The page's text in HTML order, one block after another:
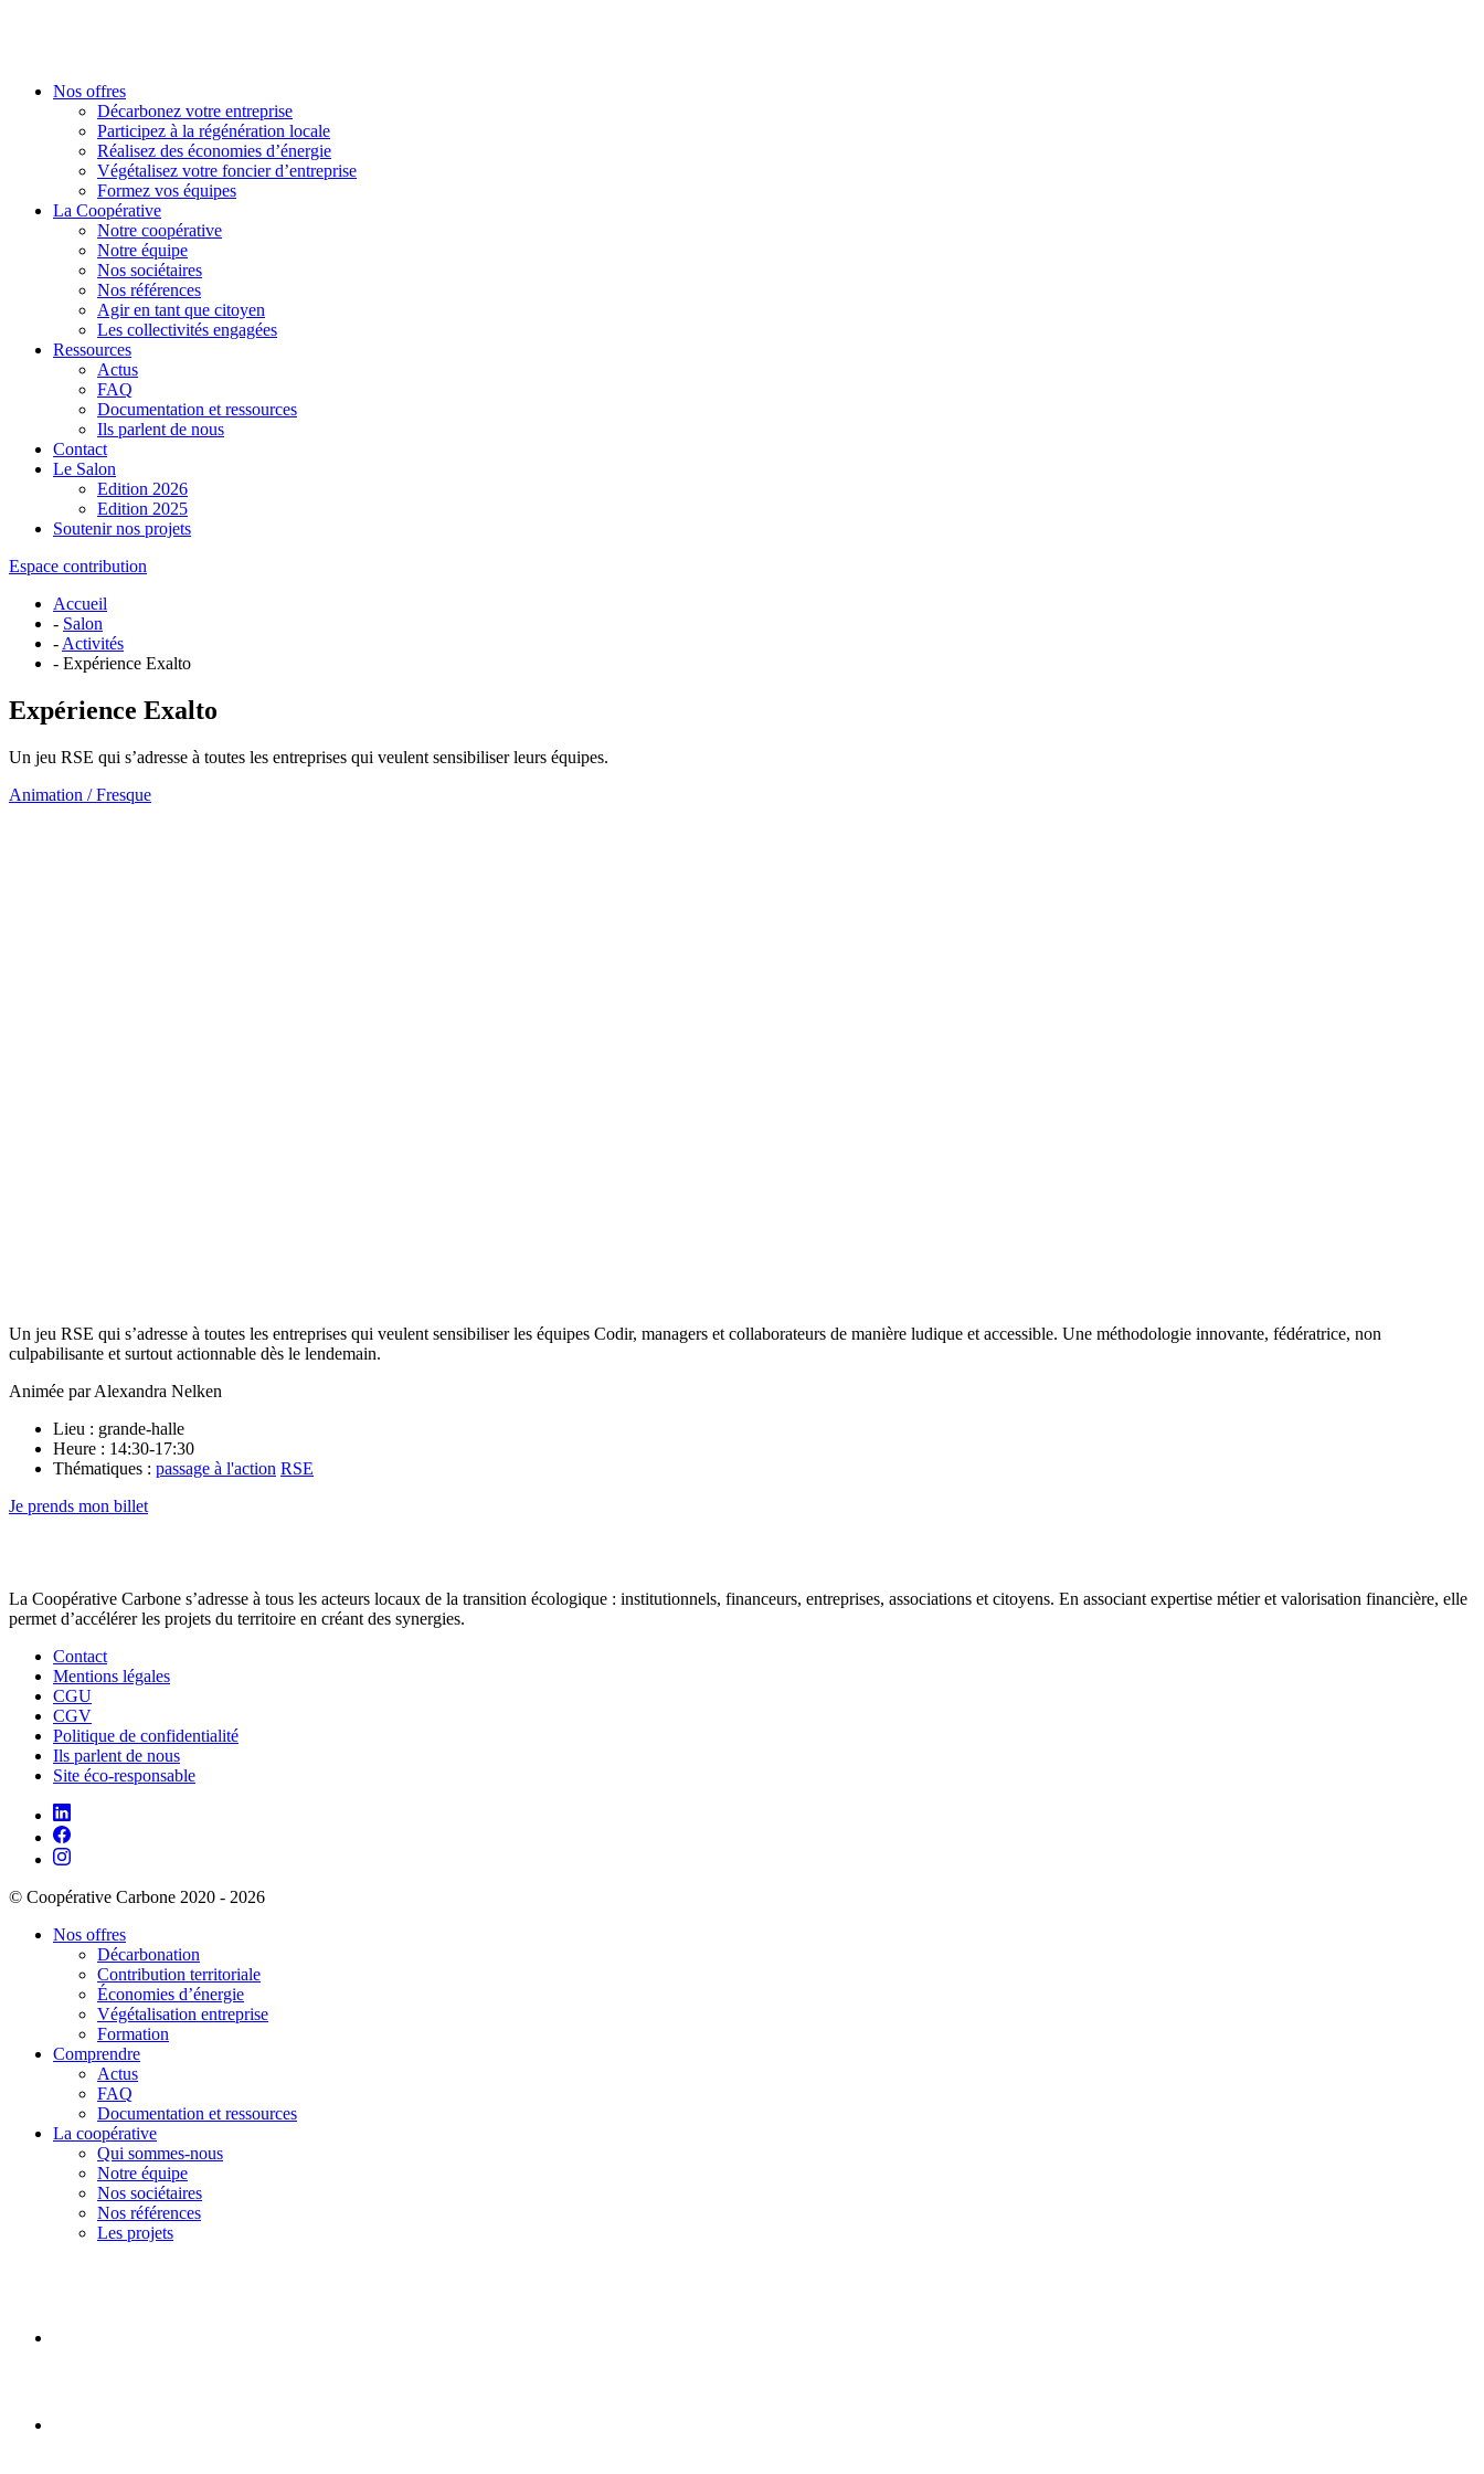
Nos offres
Décarbonez votre entreprise
Participez à la régénération locale
Réalisez des économies d’énergie
Végétalisez votre foncier d’entreprise
Formez vos équipes
La Coopérative
Notre coopérative
Notre équipe
Nos sociétaires
Nos références
Agir en tant que citoyen
Les collectivités engagées
Ressources
Actus
FAQ
Documentation et ressources
Ils parlent de nous
Contact
Le Salon
Edition 2026
Edition 2025
Soutenir nos projets
Espace contribution
Accueil
- Salon
- Activités
- Expérience Exalto
Expérience Exalto
Un jeu RSE qui s’adresse à toutes les entreprises qui veulent sensibiliser leurs équipes.
Animation / Fresque
Un jeu RSE qui s’adresse à toutes les entreprises qui veulent sensibiliser les équipes Codir, managers et collaborateurs de manière ludique et accessible. Une méthodologie innovante, fédératrice, non
culpabilisante et surtout actionnable dès le lendemain.
Animée par Alexandra Nelken
Lieu : grande-halle
Heure : 14:30-17:30
Thématiques : passage à l'action RSE
Je prends mon billet
La Coopérative Carbone s’adresse à tous les acteurs locaux de la transition écologique : institutionnels, financeurs, entreprises, associations et citoyens. En associant expertise métier et valorisation financière, elle
permet d’accélérer les projets du territoire en créant des synergies.
Contact
Mentions légales
CGU
CGV
Politique de confidentialité
Ils parlent de nous
Site éco-responsable
© Coopérative Carbone 2020 - 2026
Nos offres
Décarbonation
Contribution territoriale
Économies d’énergie
Végétalisation entreprise
Formation
Comprendre
Actus
FAQ
Documentation et ressources
La coopérative
Qui sommes-nous
Notre équipe
Nos sociétaires
Nos références
Les projets